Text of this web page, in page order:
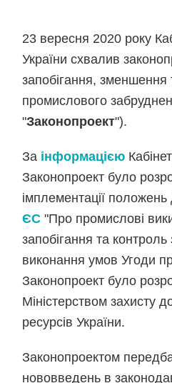
23 вересня 2020 року
України схвалив
запобігання, зменшення
промислового
"Законопроект").
За інформацією
Законопроект було
імплементації
ЄС "Про промислові
запобігання та
виконання умов Угоди
Законопроект було
Міністерством захисту
ресурсів України.
Законопроектом
нововведень в